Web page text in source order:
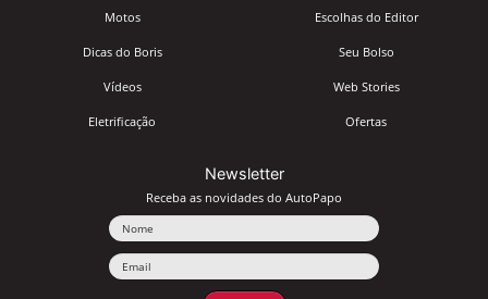
Motos
Dicas do Boris
Vídeos
Eletrificação
Escolhas do Editor
Seu Bolso
Web Stories
Ofertas
Newsletter
Receba as novidades do AutoPapo